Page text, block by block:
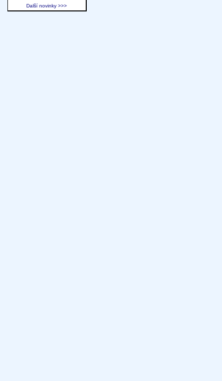
Další novinky >>>